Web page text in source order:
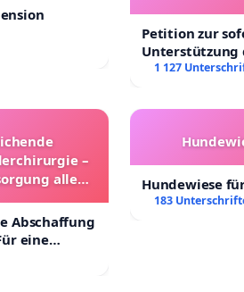
Petition zur
Unterstützung
Leipzig in der
1 127
–
aller
Abschaffung
eine
Kinder in
Hundewiese
183